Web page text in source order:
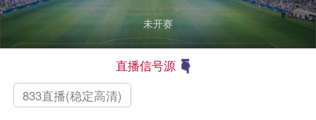
未开赛
直播信号源
833直播(稳定高清)